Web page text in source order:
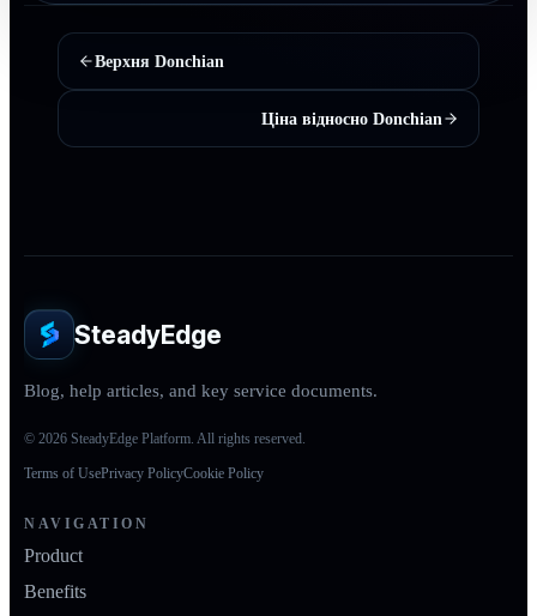
Верхня Donchian
Ціна відносно Donchian
SteadyEdge
Blog, help articles, and key service documents.
© 2026 SteadyEdge Platform. All rights reserved.
Terms of UsePrivacy PolicyCookie Policy
NAVIGATION
Product
Benefits